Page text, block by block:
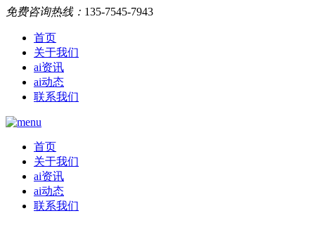
免费咨询热线： 135-7545-7943
首页
关于我们
ai资讯
ai动态
联系我们
首页
关于我们
ai资讯
ai动态
联系我们